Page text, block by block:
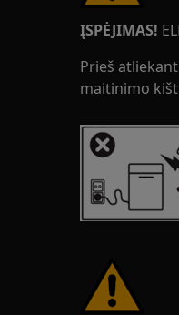
ĮSPĖJIMAS!
Prieš
maitinimo